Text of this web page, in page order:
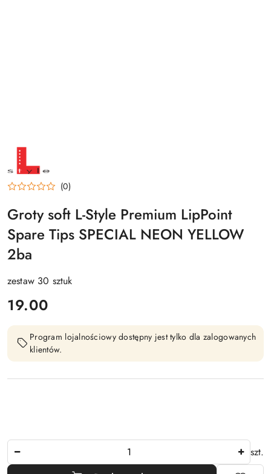
NAZWA
PRODUCENTA:
L-
STYLE
(0)
Groty soft L-Style Premium LipPoint
Spare Tips SPECIAL NEON YELLOW
2ba
zestaw 30 sztuk
cena:
19.00
Program lojalnościowy dostępny jest tylko dla zalogowanych
klientów.
szt.